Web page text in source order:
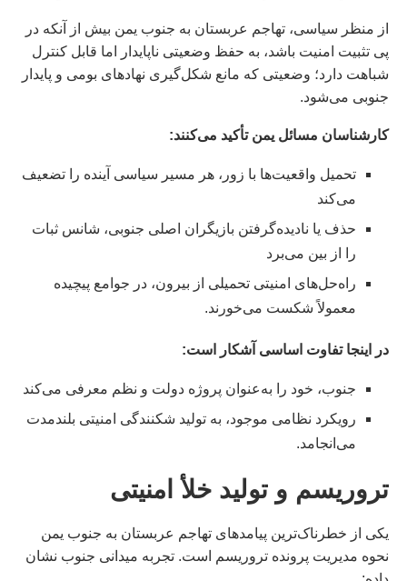
از منظر سیاسی، تهاجم عربستان به جنوب یمن بیش از آنکه در
پی تثبیت امنیت باشد، به حفظ وضعیتی ناپایدار اما قابل کنترل
شباهت دارد؛ وضعیتی که مانع شکل‌گیری نهادهای بومی و پایدار
جنوبی می‌شود.
کارشناسان مسائل یمن تأکید می‌کنند:
تحمیل واقعیت‌ها با زور، هر مسیر سیاسی آینده را تضعیف
می‌کند
حذف یا نادیده‌گرفتن بازیگران اصلی جنوبی، شانس ثبات
را از بین می‌برد
راه‌حل‌های امنیتی تحمیلی از بیرون، در جوامع پیچیده
معمولاً شکست می‌خورند.
در اینجا تفاوت اساسی آشکار است:
جنوب، خود را به‌عنوان پروژه دولت و نظم معرفی می‌کند
رویکرد نظامی موجود، به تولید شکنندگی امنیتی بلندمدت
می‌انجامد.
تروریسم و تولید خلأ امنیتی
یکی از خطرناک‌ترین پیامدهای تهاجم عربستان به جنوب یمن
نحوه مدیریت پرونده تروریسم است. تجربه میدانی جنوب نشان